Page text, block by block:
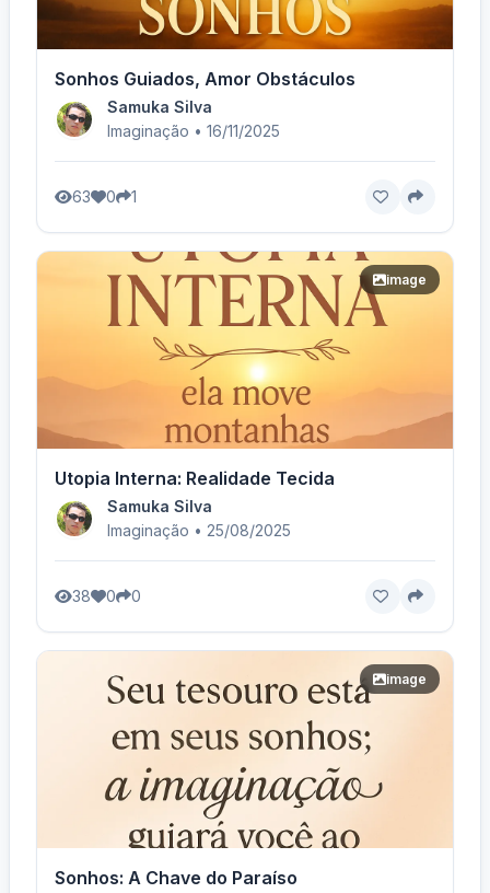
Sonhos Guiados, Amor Obstáculos
Samuka Silva
Imaginação • 16/11/2025
63 0 1
image
Utopia Interna: Realidade Tecida
Samuka Silva
Imaginação • 25/08/2025
38 0 0
image
Sonhos: A Chave do Paraíso